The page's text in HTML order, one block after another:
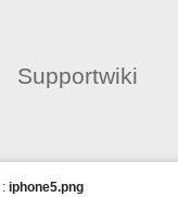
Supportwiki
:iphone5.png